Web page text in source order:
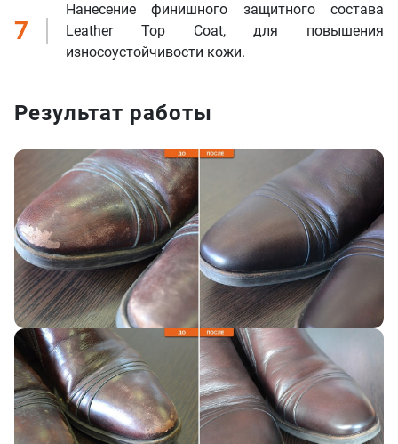
7
Нанесение финишного защитного состава
Leather Top Coat, для повышения
износоустойчивости кожи.
Результат работы